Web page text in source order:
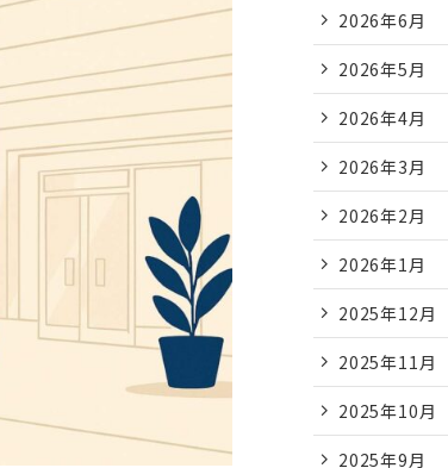
2026年6月
2026年5月
2026年4月
2026年3月
2026年2月
2026年1月
2025年12月
2025年11月
2025年10月
2025年9月